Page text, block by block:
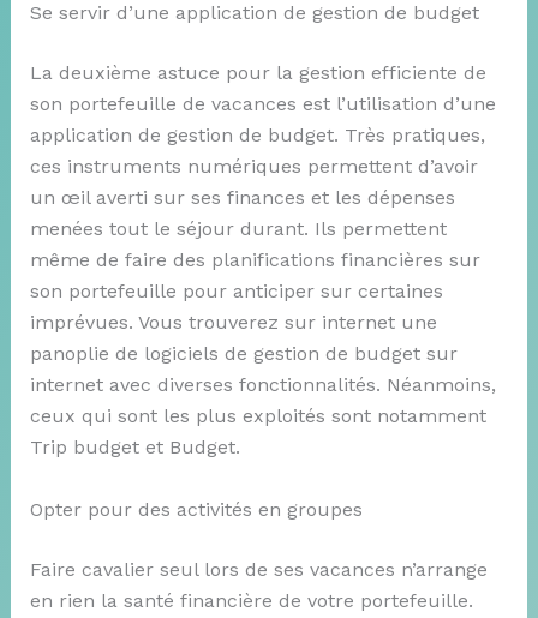
Se servir d’une application de gestion de budget
La deuxième astuce pour la gestion efficiente de
son portefeuille de vacances est l’utilisation d’une
application de gestion de budget. Très pratiques,
ces instruments numériques permettent d’avoir
un œil averti sur ses finances et les dépenses
menées tout le séjour durant. Ils permettent
même de faire des planifications financières sur
son portefeuille pour anticiper sur certaines
imprévues. Vous trouverez sur internet une
panoplie de logiciels de gestion de budget sur
internet avec diverses fonctionnalités. Néanmoins,
ceux qui sont les plus exploités sont notamment
Trip budget et Budget.
Opter pour des activités en groupes
Faire cavalier seul lors de ses vacances n’arrange
en rien la santé financière de votre portefeuille.